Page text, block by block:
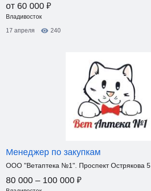
от 60 000 ₽
Владивосток
17 апреля
240
Менеджер по закупкам
ООО "Ветаптека №1". Проспект Острякова 5
80 000 – 100 000 ₽